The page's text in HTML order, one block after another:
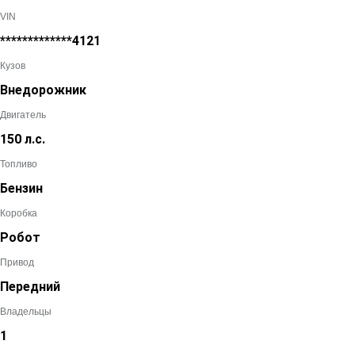
VIN
*************4121
Кузов
Внедорожник
Двигатель
150 л.с.
Топливо
Бензин
Коробка
Робот
Привод
Передний
Владельцы
1